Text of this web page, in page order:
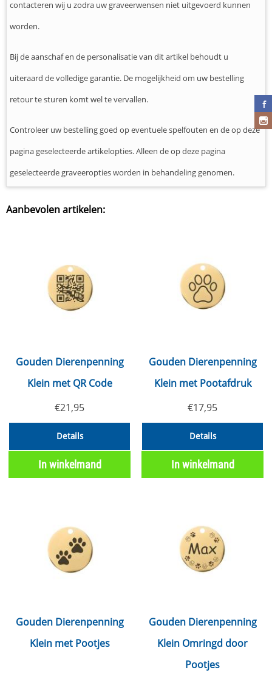
contacteren wij u zodra uw graveerwensen niet uitgevoerd kunnen
worden.
Bij de aanschaf en de personalisatie van dit artikel behoudt u
uiteraard de volledige garantie. De mogelijkheid om uw bestelling
retour te sturen komt wel te vervallen.
Controleer uw bestelling goed op eventuele spelfouten en de op deze
pagina geselecteerde artikelopties. Alleen de op deze pagina
geselecteerde graveeropties worden in behandeling genomen.
Aanbevolen artikelen:
Gouden Dierenpenning
Klein met QR Code
€21,95
Details
In winkelmand
Gouden Dierenpenning
Klein met Pootafdruk
€17,95
Details
In winkelmand
Gouden Dierenpenning
Klein met Pootjes
Gouden Dierenpenning
Klein Omringd door
Pootjes